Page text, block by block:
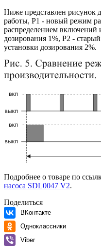
Ниже представлен рисунок
работы, Р1 - новый режим
распределением включений
дозирования 1%, Р2 -
установки дозирования 2%.
Подробнее о товаре по
насоса SDL0047 V2.
Поделиться
ВКонтакте
Одноклассники
Viber